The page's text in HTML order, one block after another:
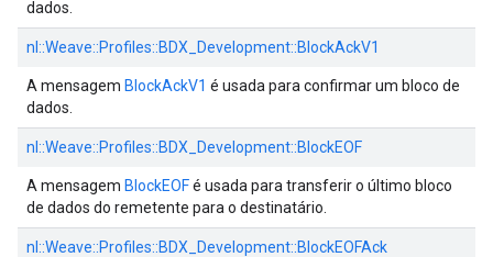
dados.
nl::Weave::Profiles::BDX_Development::BlockAckV1
A mensagem BlockAckV1 é usada para confirmar um bloco de
dados.
nl::Weave::Profiles::BDX_Development::BlockEOF
A mensagem BlockEOFé usada para transferir o último bloco
de dados do remetente para o destinatário.
nl::Weave::Profiles::BDX_Development::BlockEOFAck